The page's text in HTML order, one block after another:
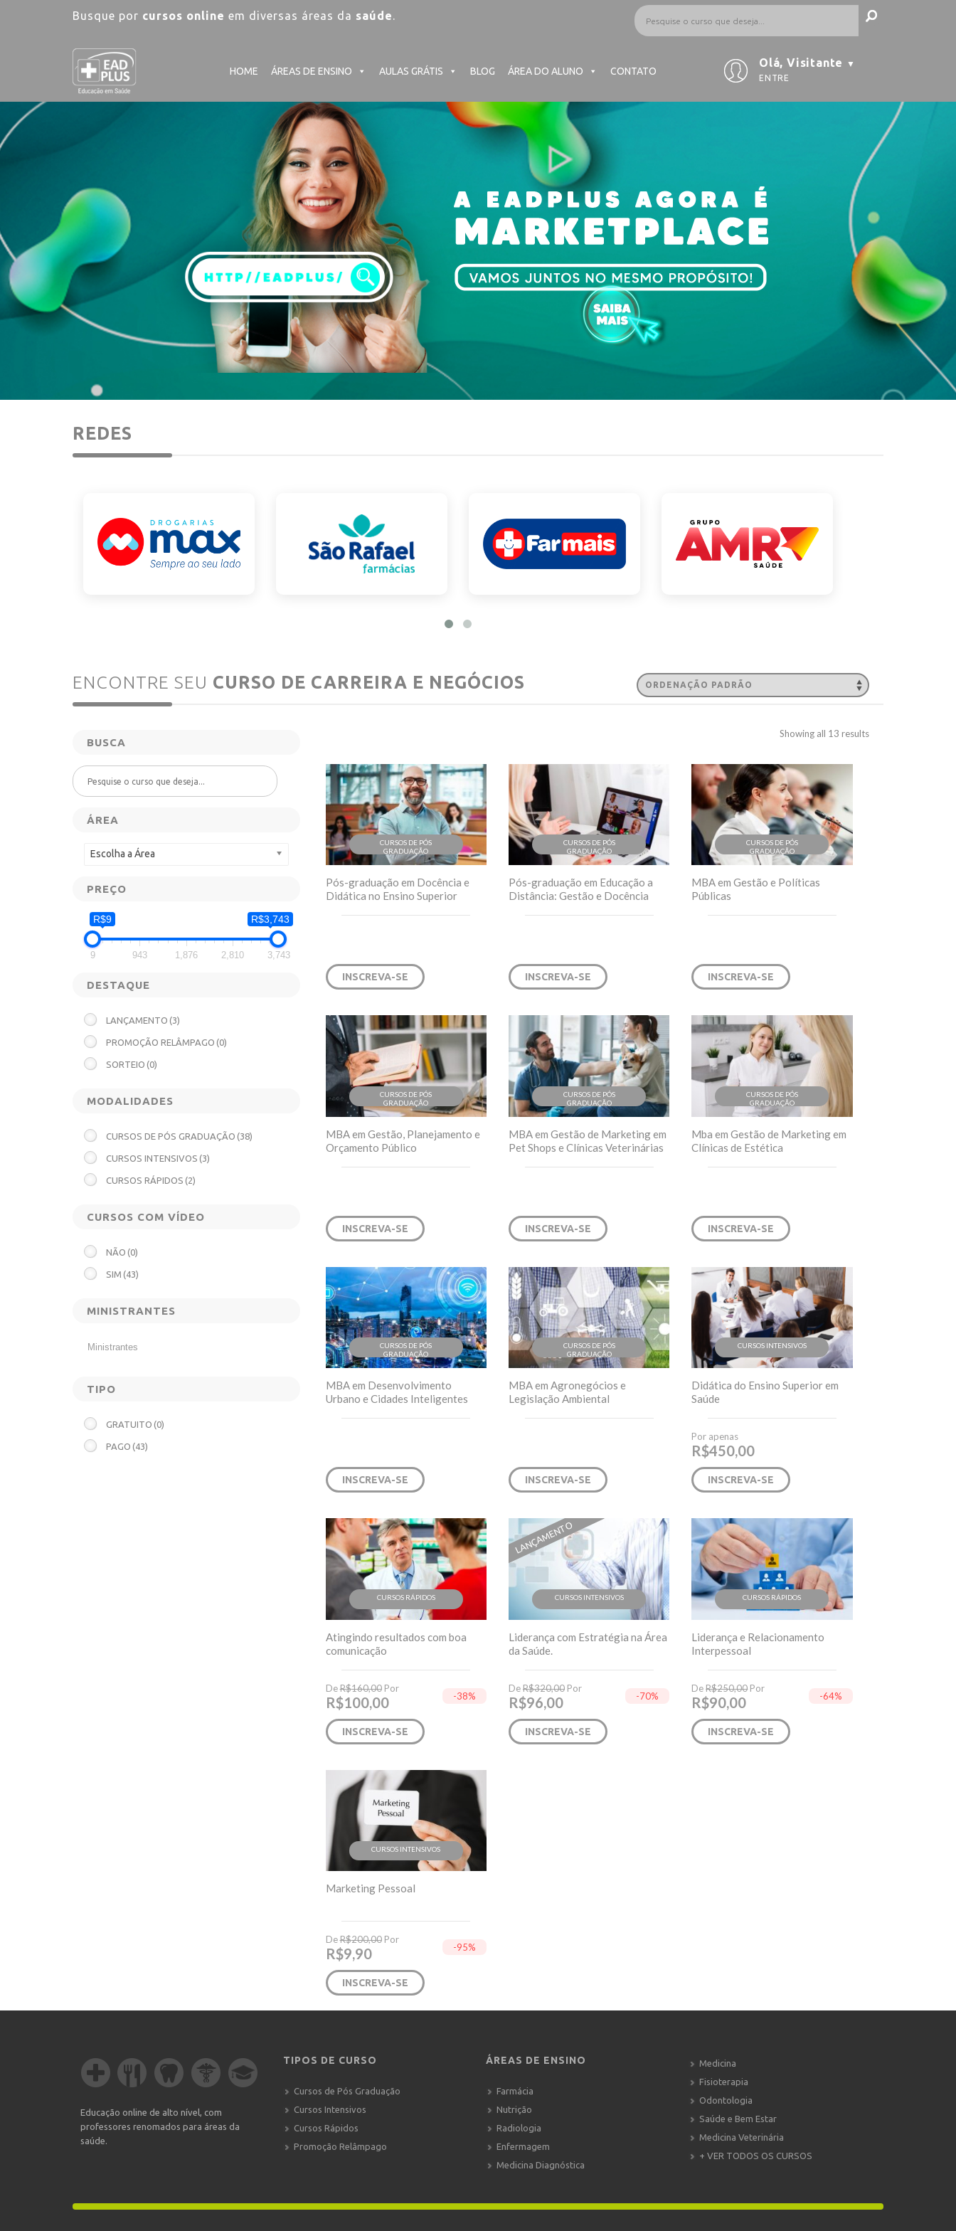
Busque por cursos online em diversas áreas da saúde.
HOME ÁREAS DE ENSINO AULAS GRÁTIS BLOG ÁREA DO ALUNO CONTATO
Olá, Visitante
▼
ENTRE
REDES
ENCONTRE SEU CURSO DE CARREIRA E NEGÓCIOS
BUSCA
ÁREA
Escolha a Área
PREÇO
R$9 R$3,743
9 943 1,876 2,810 3,743
DESTAQUE
LANÇAMENTO (3)
PROMOÇÃO RELÂMPAGO (0)
SORTEIO (0)
MODALIDADES
CURSOS DE PÓS GRADUAÇÃO (38)
CURSOS INTENSIVOS (3)
CURSOS RÁPIDOS (2)
CURSOS COM VÍDEO
NÃO (0)
SIM (43)
MINISTRANTES
TIPO
GRATUITO (0)
PAGO (43)
Showing all 13 results
CURSOS DE PÓS
GRADUAÇÃO
Pós-graduação em Docência e
Didática no Ensino Superior
INSCREVA-SE
CURSOS DE PÓS
GRADUAÇÃO
Pós-graduação em Educação a
Distância: Gestão e Docência
INSCREVA-SE
CURSOS DE PÓS
GRADUAÇÃO
MBA em Gestão e Políticas
Públicas
INSCREVA-SE
CURSOS DE PÓS
GRADUAÇÃO
MBA em Gestão, Planejamento e
Orçamento Público
INSCREVA-SE
CURSOS DE PÓS
GRADUAÇÃO
MBA em Gestão de Marketing em
Pet Shops e Clínicas Veterinárias
INSCREVA-SE
CURSOS DE PÓS
GRADUAÇÃO
Mba em Gestão de Marketing em
Clínicas de Estética
INSCREVA-SE
CURSOS DE PÓS
GRADUAÇÃO
MBA em Desenvolvimento
Urbano e Cidades Inteligentes
INSCREVA-SE
CURSOS DE PÓS
GRADUAÇÃO
MBA em Agronegócios e
Legislação Ambiental
INSCREVA-SE
CURSOS INTENSIVOS
Didática do Ensino Superior em
Saúde
Por apenas
R$450,00
INSCREVA-SE
CURSOS RÁPIDOS
Atingindo resultados com boa
comunicação
DeR$160,00Por
R$100,00 -38%
INSCREVA-SE
CURSOS INTENSIVOS
LANÇAMENTO
Liderança com Estratégia na Área
da Saúde.
DeR$320,00Por
R$96,00 -70%
INSCREVA-SE
CURSOS RÁPIDOS
Liderança e Relacionamento
Interpessoal
DeR$250,00Por
R$90,00 -64%
INSCREVA-SE
CURSOS INTENSIVOS
Marketing Pessoal
DeR$200,00Por
R$9,90 -95%
INSCREVA-SE
Educação online de alto nível, com
professores renomados para áreas da
saúde.
TIPOS DE CURSO
Cursos de Pós Graduação
Cursos Intensivos
Cursos Rápidos
Promoção Relâmpago
ÁREAS DE ENSINO
Farmácia
Nutrição
Radiologia
Enfermagem
Medicina Diagnóstica
Medicina
Fisioterapia
Odontologia
Saúde e Bem Estar
Medicina Veterinária
+ VER TODOS OS CURSOS